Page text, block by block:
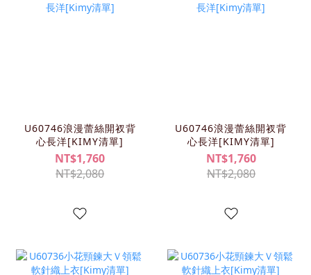
U60746浪漫蕾絲開衩背
心長洋[KIMY清單]
NT$1,760
NT$2,080
U60746浪漫蕾絲開衩背
心長洋[KIMY清單]
NT$1,760
NT$2,080